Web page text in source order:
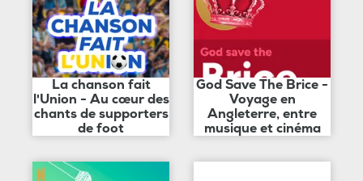
La chanson fait
l'Union - Au cœur des
chants de supporters
de foot
God Save The Brice -
Voyage en
Angleterre, entre
musique et cinéma